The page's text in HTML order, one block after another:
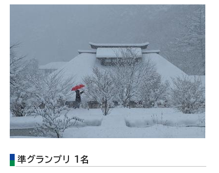
準グランプリ 1名